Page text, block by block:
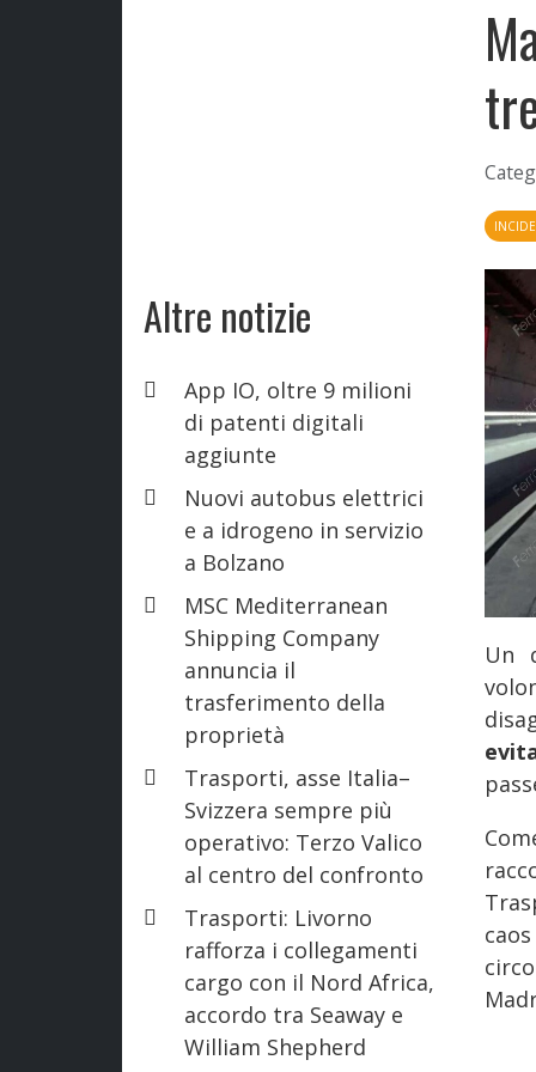
Altre notizie
App IO, oltre 9 milioni
di patenti digitali
aggiunte
Nuovi autobus elettrici
e a idrogeno in servizio
a Bolzano
MSC Mediterranean
Shipping Company
annuncia il
trasferimento della
proprietà
Trasporti, asse Italia–
Svizzera sempre più
operativo: Terzo Valico
al centro del confronto
Trasporti: Livorno
rafforza i collegamenti
cargo con il Nord Africa,
accordo tra Seaway e
William Shepherd
Un